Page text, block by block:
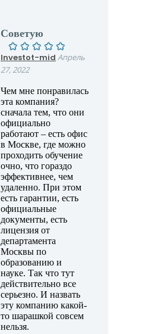
Советую
Investot-mid Апрель
27, 2022
Чем мне понравилась
эта компания?
сначала тем, что они
официально
работают – есть офис
в Москве, где можно
проходить обучение
очно, что гораздо
эффективнее, чем
удаленно. При этом
есть гарантии, есть
официальные
документы, есть
лицензия от
департамента
Москвы по
образованию и
науке. Так что тут
действительно все
серьезно. И назвать
эту компанию какой-
то шарашкой совсем
нельзя.